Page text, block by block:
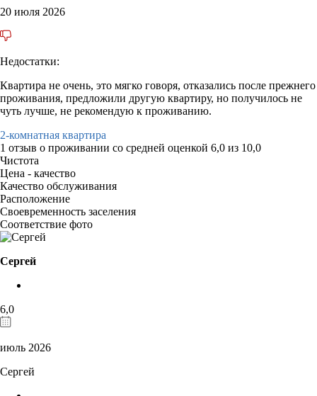
20 июля 2026
Недостатки:
Квартира не очень, это мягко говоря, отказались после прежнего
проживания, предложили другую квартиру, но получилось не
чуть лучше, не рекомендую к проживанию.
2-комнатная квартира
1 отзыв о проживании со средней оценкой 6,0 из 10,0
Чистота
Цена - качество
Качество обслуживания
Расположение
Своевременность заселения
Соответствие фото
Сергей
6,0
июль 2026
Сергей